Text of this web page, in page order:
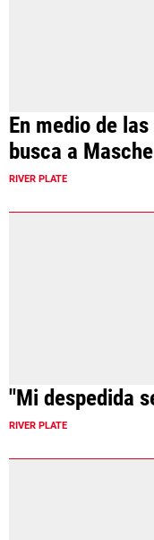
En medio de
busca a Masche
RIVER PLATE
"Mi despedida
RIVER PLATE